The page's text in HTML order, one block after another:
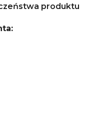
produktu